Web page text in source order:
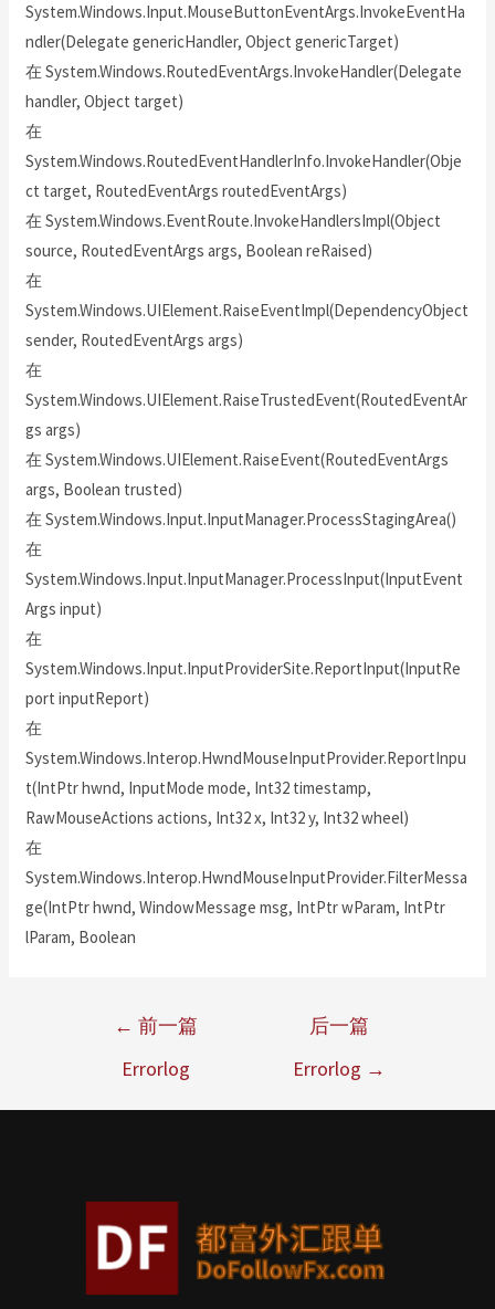
System.Windows.Input.MouseButtonEventArgs.InvokeEventHa
ndler(Delegate genericHandler, Object genericTarget)
在 System.Windows.RoutedEventArgs.InvokeHandler(Delegate
handler, Object target)
在
System.Windows.RoutedEventHandlerInfo.InvokeHandler(Obje
ct target, RoutedEventArgs routedEventArgs)
在 System.Windows.EventRoute.InvokeHandlersImpl(Object
source, RoutedEventArgs args, Boolean reRaised)
在
System.Windows.UIElement.RaiseEventImpl(DependencyObject
sender, RoutedEventArgs args)
在
System.Windows.UIElement.RaiseTrustedEvent(RoutedEventAr
gs args)
在 System.Windows.UIElement.RaiseEvent(RoutedEventArgs
args, Boolean trusted)
在 System.Windows.Input.InputManager.ProcessStagingArea()
在
System.Windows.Input.InputManager.ProcessInput(InputEvent
Args input)
在
System.Windows.Input.InputProviderSite.ReportInput(InputRe
port inputReport)
在
System.Windows.Interop.HwndMouseInputProvider.ReportInpu
t(IntPtr hwnd, InputMode mode, Int32 timestamp,
RawMouseActions actions, Int32 x, Int32 y, Int32 wheel)
在
System.Windows.Interop.HwndMouseInputProvider.FilterMessa
ge(IntPtr hwnd, WindowMessage msg, IntPtr wParam, IntPtr
lParam, Boolean
← 前一篇
Errorlog
后一篇
Errorlog →